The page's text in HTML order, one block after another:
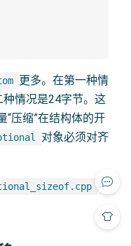
更多。在第一种情
种情况是24字节。这
“压缩”在结构体的开
对象必须对齐
中